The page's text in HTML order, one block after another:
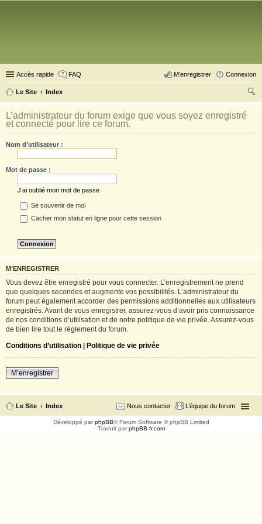
Accès rapide FAQ Connexion
M’enregistrer
Le Site
Index
ec
ch
L’administrateur du forum exige que vous soyez enregistré
et connecté pour lire ce forum.
Nom d’utilisateur :
Mot de passe :
J’ai oublié mon mot de passe
Se souvenir de moi
Cacher mon statut en ligne pour cette session
M’ENREGISTRER
Vous devez être enregistré pour vous connecter. L’enregistrement ne prend
que quelques secondes et augmente vos possibilités. L’administrateur du
forum peut également accorder des permissions additionnelles aux utilisateurs
enregistrés. Avant de vous enregistrer, assurez-vous d’avoir pris connaissance
de nos conditions d’utilisation et de notre politique de vie privée. Assurez-vous
de bien lire tout le règlement du forum.
Conditions d’utilisation | Politique de vie privée
M’enregistrer
Le Site Index L’équipe du forum
Nous contacter
Développé parphpBB® Forum Software © phpBB Limited
Traduit parphpBB-fr.com